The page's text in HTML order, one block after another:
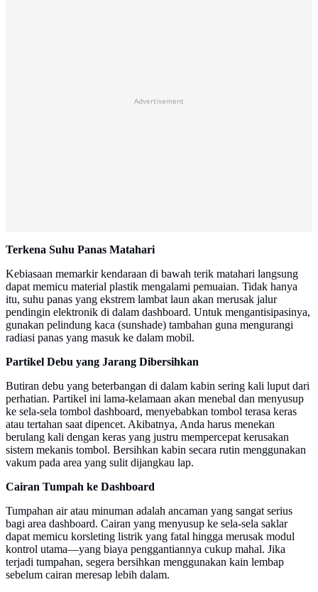
Advertisement
Terkena Suhu Panas Matahari
Kebiasaan memarkir kendaraan di bawah terik matahari langsung
dapat memicu material plastik mengalami pemuaian. Tidak hanya
itu, suhu panas yang ekstrem lambat laun akan merusak jalur
pendingin elektronik di dalam dashboard. Untuk mengantisipasinya,
gunakan pelindung kaca (sunshade) tambahan guna mengurangi
radiasi panas yang masuk ke dalam mobil.
Partikel Debu yang Jarang Dibersihkan
Butiran debu yang beterbangan di dalam kabin sering kali luput dari
perhatian. Partikel ini lama-kelamaan akan menebal dan menyusup
ke sela-sela tombol dashboard, menyebabkan tombol terasa keras
atau tertahan saat dipencet. Akibatnya, Anda harus menekan
berulang kali dengan keras yang justru mempercepat kerusakan
sistem mekanis tombol. Bersihkan kabin secara rutin menggunakan
vakum pada area yang sulit dijangkau lap.
Cairan Tumpah ke Dashboard
Tumpahan air atau minuman adalah ancaman yang sangat serius
bagi area dashboard. Cairan yang menyusup ke sela-sela saklar
dapat memicu korsleting listrik yang fatal hingga merusak modul
kontrol utama—yang biaya penggantiannya cukup mahal. Jika
terjadi tumpahan, segera bersihkan menggunakan kain lembap
sebelum cairan meresap lebih dalam.